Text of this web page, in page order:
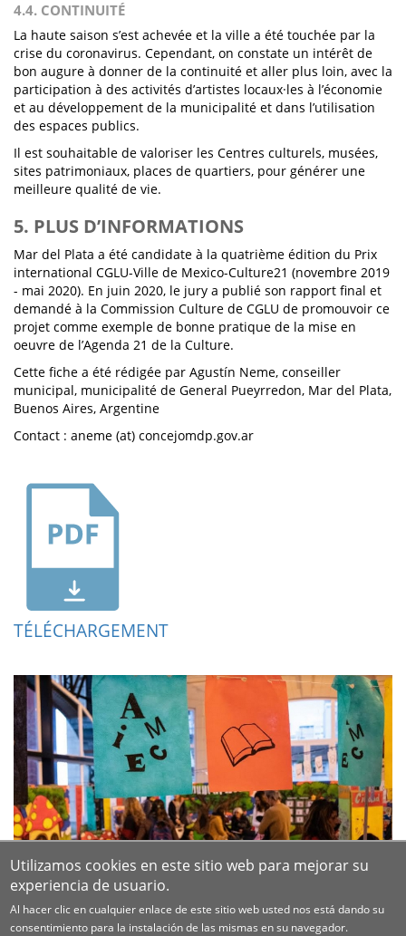
4.4. CONTINUITÉ
La haute saison s’est achevée et la ville a été touchée par la
crise du coronavirus. Cependant, on constate un intérêt de
bon augure à donner de la continuité et aller plus loin, avec la
participation à des activités d’artistes locaux·les à l’économie
et au développement de la municipalité et dans l’utilisation
des espaces publics.
Il est souhaitable de valoriser les Centres culturels, musées,
sites patrimoniaux, places de quartiers, pour générer une
meilleure qualité de vie.
5. PLUS D’INFORMATIONS
Mar del Plata a été candidate à la quatrième édition du Prix
international CGLU-Ville de Mexico-Culture21 (novembre 2019
- mai 2020). En juin 2020, le jury a publié son rapport final et
demandé à la Commission Culture de CGLU de promouvoir ce
projet comme exemple de bonne pratique de la mise en
oeuvre de l’Agenda 21 de la Culture.
Cette fiche a été rédigée par Agustín Neme, conseiller
municipal, municipalité de General Pueyrredon, Mar del Plata,
Buenos Aires, Argentine
Contact : aneme (at) concejomdp.gov.ar
TÉLÉCHARGEMENT
Utilizamos cookies en este sitio web para mejorar su
experiencia de usuario.
Al hacer clic en cualquier enlace de este sitio web usted nos está dando su
consentimiento para la instalación de las mismas en su navegador.